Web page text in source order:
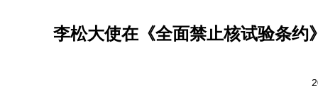
李松大使在《全面禁止核试验条约